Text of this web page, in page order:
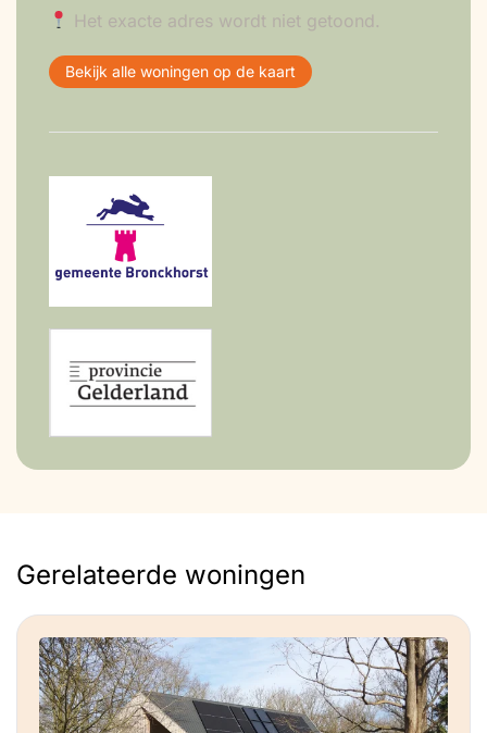
Het exacte adres wordt niet getoond.
Bekijk alle woningen op de kaart
Gerelateerde woningen